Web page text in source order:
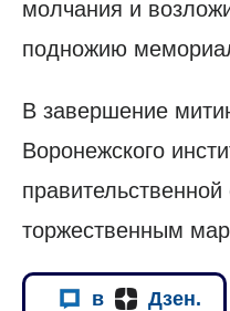
молчания и
подножию
В завершение
Воронежского
торжественным
в Дзен.